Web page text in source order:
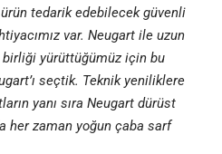
tedarik edebilecek güvenli
var. Neugart ile uzun
yürüttüğümüz için bu
seçtik. Teknik yeniliklere
yanı sıra Neugart dürüst
her zaman yoğun çaba sarf